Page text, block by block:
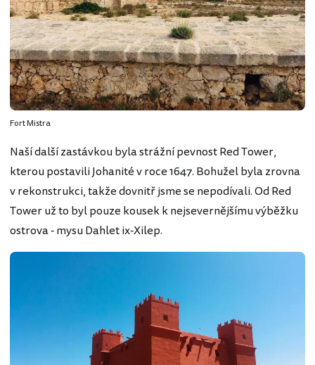
Fort Mistra
Naší další zastávkou byla strážní pevnost Red Tower,
kterou postavili Johanité v roce 1647. Bohužel byla zrovna
v rekonstrukci, takže dovnitř jsme se nepodívali. Od Red
Tower už to byl pouze kousek k nejsevernějšímu výběžku
ostrova - mysu Dahlet ix-Xilep.